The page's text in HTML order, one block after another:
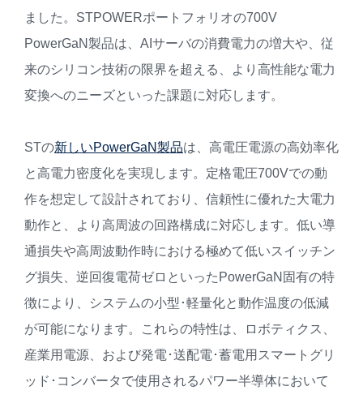
ました。STPOWERポートフォリオの700V
PowerGaN製品は、AIサーバの消費電力の増大や、従
来のシリコン技術の限界を超える、より高性能な電力
変換へのニーズといった課題に対応します。
STの新しいPowerGaN製品は、高電圧電源の高効率化
と高電力密度化を実現します。定格電圧700Vでの動
作を想定して設計されており、信頼性に優れた大電力
動作と、より高周波の回路構成に対応します。低い導
通損失や高周波動作時における極めて低いスイッチン
グ損失、逆回復電荷ゼロといったPowerGaN固有の特
徴により、システムの小型･軽量化と動作温度の低減
が可能になります。これらの特性は、ロボティクス、
産業用電源、および発電･送配電･蓄電用スマートグリ
ッド･コンバータで使用されるパワー半導体において